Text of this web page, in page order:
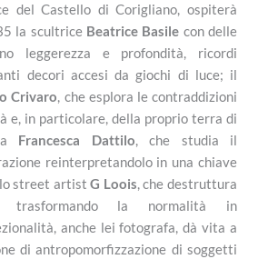
del Castello di Corigliano, ospiterà
la scultrice Beatrice Basile con delle
leggerezza e profondità, ricordi
decori accesi da giochi di luce; il
Crivaro, che esplora le contraddizioni
e, in particolare, della proprio terra di
Francesca Dattilo, che studia il
reinterpretandolo in una chiave
lo street artistG Loois, che destruttura
trasformando la normalità in
anche lei fotografa, dà vita a
di antropomorfizzazione di soggetti